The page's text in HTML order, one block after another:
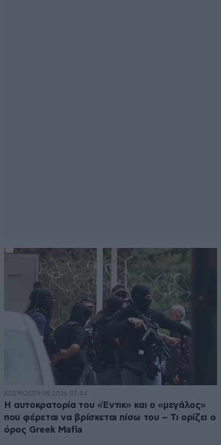
ΚΟΣΜΟΣ09·08·2026 07:44
Η αυτοκρατορία του «Έντικ» και ο «μεγάλος»
που φέρεται να βρίσκεται πίσω του – Τι ορίζει ο
όρος Greek Mafia